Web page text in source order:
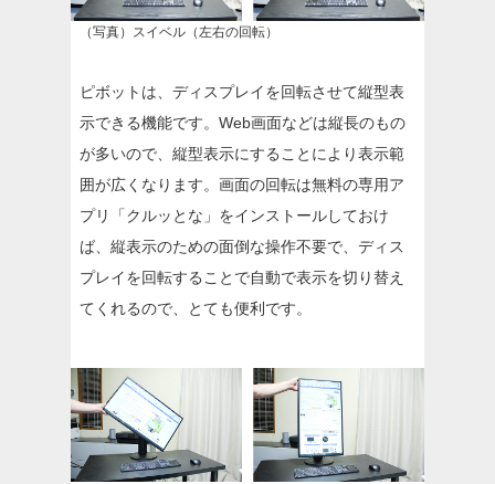
（写真）スイベル（左右の回転）
ピボットは、ディスプレイを回転させて縦型表
示できる機能です。Web画面などは縦長のもの
が多いので、縦型表示にすることにより表示範
囲が広くなります。画面の回転は無料の専用ア
プリ「クルッとな」をインストールしておけ
ば、縦表示のための面倒な操作不要で、ディス
プレイを回転することで自動で表示を切り替え
てくれるので、とても便利です。